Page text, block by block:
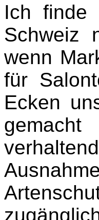
Ich finde
Schweiz
wenn
für
Ecken